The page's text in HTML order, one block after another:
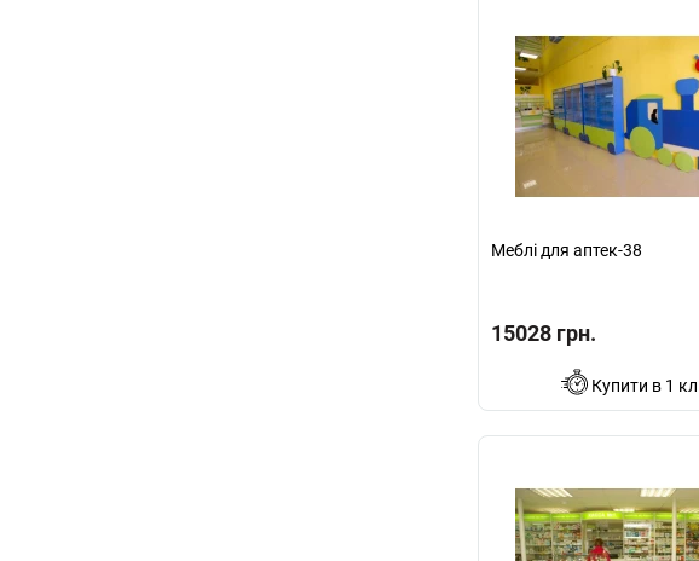
Меблі для аптек-38
15028 грн.
Купити в 1